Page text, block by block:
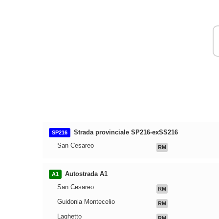
SP216
Strada provinciale SP216-exSS216
San Cesareo
RM
A1
Autostrada A1
San Cesareo
RM
Guidonia Montecelio RM
Laghetto